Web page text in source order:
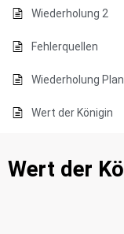
Wiederholung 2
Fehlerquellen
Wiederholung
Wert der Königin
Wert der